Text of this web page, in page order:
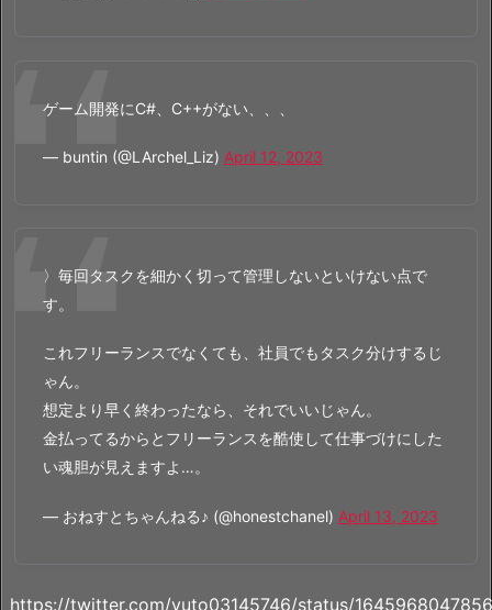
ゲーム開発にC#、C++がない、、、
— buntin (@LArchel_Liz) April 12, 2023
〉毎回タスクを細かく切って管理しないといけない点で
す。
これフリーランスでなくても、社員でもタスク分けするじ
ゃん。
想定より早く終わったなら、それでいいじゃん。
金払ってるからとフリーランスを酷使して仕事づけにした
い魂胆が見えますよ…。
— おねすとちゃんねる♪ (@honestchanel) April 13, 2023
https://twitter.com/yuto03145746/status/